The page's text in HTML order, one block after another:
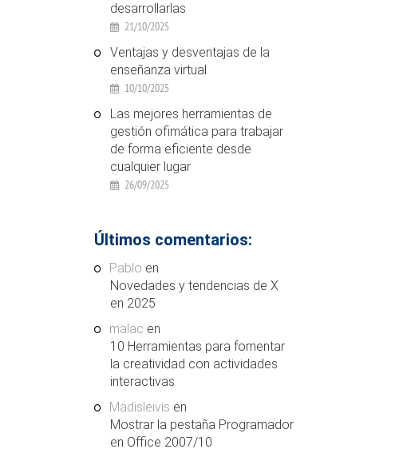
desarrollarlas
21/10/2025
Ventajas y desventajas de la
enseñanza virtual
10/10/2025
Las mejores herramientas de
gestión ofimática para trabajar
de forma eficiente desde
cualquier lugar
26/09/2025
Últimos comentarios:
Pablo en
Novedades y tendencias de X
en 2025
malac en
10 Herramientas para fomentar
la creatividad con actividades
interactivas
Madisleivis en
Mostrar la pestaña Programador
en Office 2007/10